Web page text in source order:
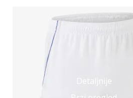
Detaljnije